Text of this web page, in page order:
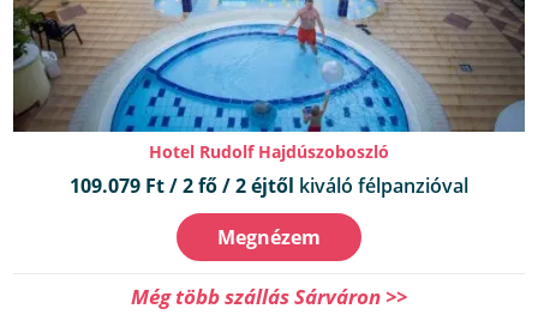
Hotel Rudolf Hajdúszoboszló
109.079 Ft / 2 fő / 2 éjtől kiváló félpanzióval
Megnézem
Még több szállás Sárváron >>